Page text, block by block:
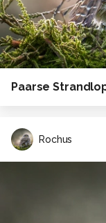
Paarse
Rochus